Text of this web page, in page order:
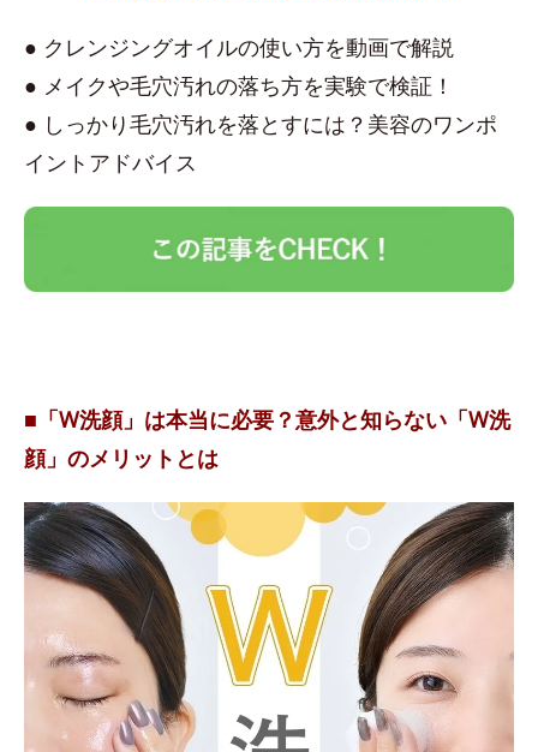
● クレンジングオイルの使い方を動画で解説
● メイクや毛穴汚れの落ち方を実験で検証！
● しっかり毛穴汚れを落とすには？美容のワンポ
イントアドバイス
■「W洗顔」は本当に必要？意外と知らない「W洗
顔」のメリットとは